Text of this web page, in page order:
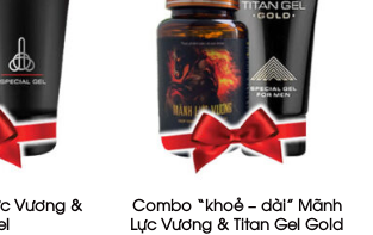
Vương &
Combo “khoẻ – dài” Mãnh
Lực Vương & Titan Gel Gold